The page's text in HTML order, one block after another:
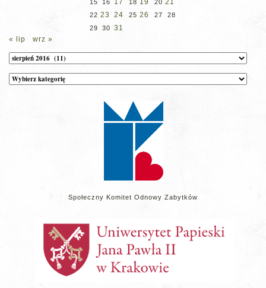
15 16 18 20
22 23 24 25 26 27
28
29
30 31
« lip
wrz »
Archiwum
Kategorie
wpisów
Społeczny Komitet Odnowy Zabytków